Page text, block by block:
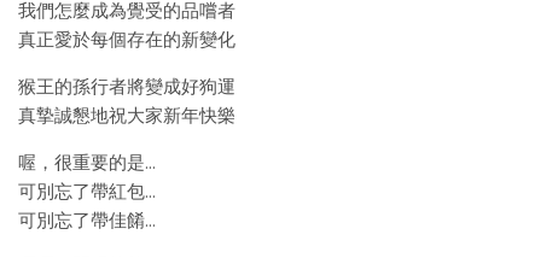
我們怎麼成為覺受的品嚐者
真正愛於每個存在的新變化
猴王的孫行者將變成好狗運
真摯誠懇地祝大家新年快樂
喔，很重要的是…
可別忘了帶紅包…
可別忘了帶佳餚…